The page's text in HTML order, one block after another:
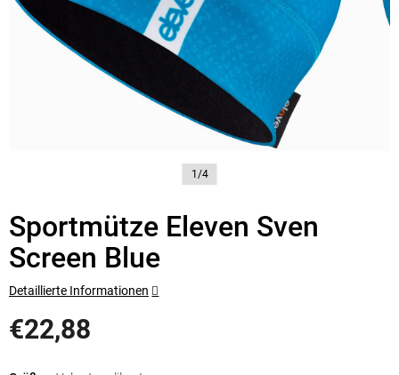
1/4
Sportmütze Eleven Sven
Screen Blue
€22,88
Detaillierte Informationen